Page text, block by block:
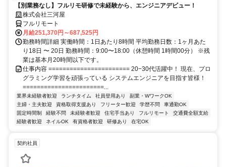
【別業務なし】フルリモ研修で未経験から、エンジニアデビュー！
株式会社三河屋
フルリモート
月給251,370円～687,525円
勤務時間詳細 実働時間：1日あたり8時間 平均勤務日数：1ヶ月あた
り18日 〜 20日 勤務時間：9:00〜18:00（休憩時間 1時間00分） ※残
業は基本月20時間以下です。
仕事内容 ======================= 20−30代活躍中！ 現在、プロ
グラミング学習を頑張っている システムエンジニアを目指す皆様！
=======================...
業界未経験者歓迎 ランチタイム 社員登用あり
副業・WワークOK
主婦・主夫歓迎
資格取得支援あり フリーター歓迎 学歴不問
車通勤OK
固定時間制
経験不問 未経験者歓迎 住宅手当あり フルリモート
交通費全額支給
経験者歓迎
ネイルOK 有資格者歓迎 研修あり 在宅OK
契約社員